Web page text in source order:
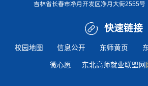
吉林省长春市净月开发区净月大街2555号
快速链接
校园地图 信息公开 东师黄页
微心愿 东北高师就业联盟网